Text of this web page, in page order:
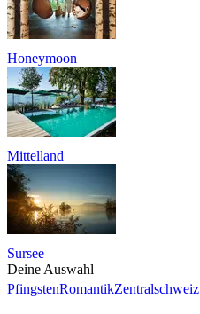
Honeymoon
Mittelland
Sursee
Deine Auswahl
PfingstenRomantikZentralschweiz